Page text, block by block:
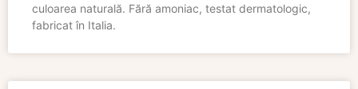
culoarea naturală. Fără amoniac, testat dermatologic,
fabricat în Italia.